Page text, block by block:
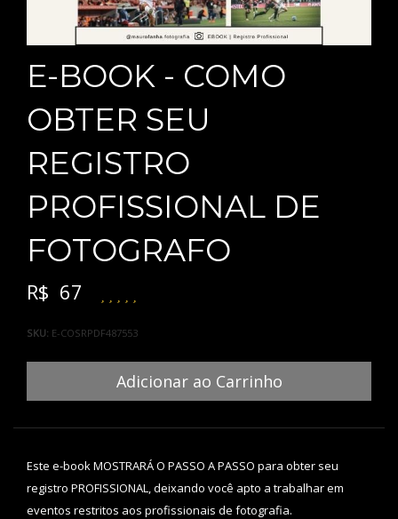
E-BOOK - COMO
OBTER SEU
REGISTRO
PROFISSIONAL DE
FOTOGRAFO
R$ 67
SKU: E-COSRPDF487553
Adicionar ao Carrinho
Este e-book MOSTRARÁ O PASSO A PASSO para obter seu
registro PROFISSIONAL, deixando você apto a trabalhar em
eventos restritos aos profissionais de fotografia.